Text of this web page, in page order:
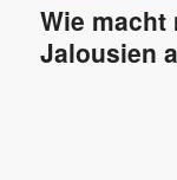
Wie macht
Jalousien